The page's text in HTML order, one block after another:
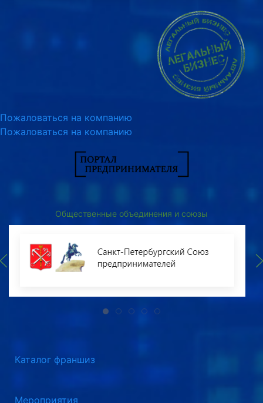
Пожаловаться на компанию
Пожаловаться на компанию
Общественные объединения и союзы
Каталог франшиз
Мероприятия